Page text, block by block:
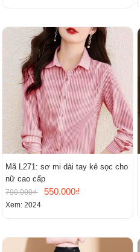
Mã L271: sơ mi dài tay kẻ sọc cho
nữ cao cấp
790.000₫ 550.000₫
Xem: 2024